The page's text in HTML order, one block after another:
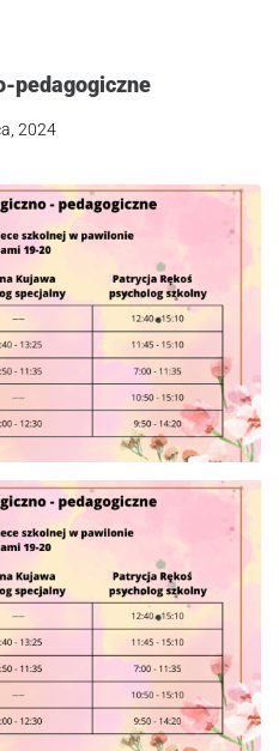
pedagogiczne
2024